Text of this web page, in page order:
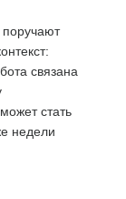
поручают
связана
стать
недели